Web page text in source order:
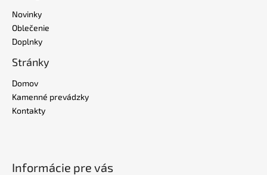
Novinky
Oblečenie
Doplnky
Stránky
Domov
Kamenné prevádzky
Kontakty
Informácie pre vás